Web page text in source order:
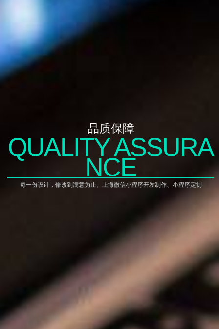
品质保障
QUALITY ASSURA
NCE
每一份设计，修改到满意为止。上海微信小程序开发制作、小程序定制